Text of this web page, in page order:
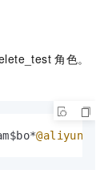
角色。
*@aliyun